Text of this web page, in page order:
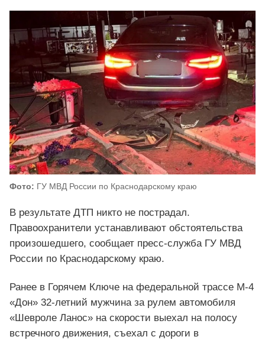
Фото: ГУ МВД России по Краснодарскому краю
В результате ДТП никто не пострадал.
Правоохранители устанавливают обстоятельства
произошедшего, сообщает пресс-служба ГУ МВД
России по Краснодарскому краю.
Ранее в Горячем Ключе на федеральной трассе М-4
«Дон» 32-летний мужчина за рулем автомобиля
«Шевроле Ланос» на скорости выехал на полосу
встречного движения, съехал с дороги в